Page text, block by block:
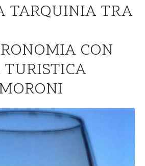
TARQUINIA TRA
CON